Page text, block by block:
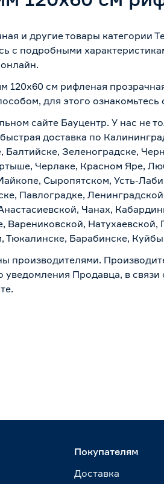
и другие товары категории
с подробными
120х60 см рифленая
для этого
сайте Бауцентр. У нас не
доставка по
Зеленоградске,
Черлаке, Красном Яре,
Сыропятском, Усть-
Павлоградке,
Чанах,
Натухаевской,
Тюкалинске, Барабинске,
производителями.
Продавца, в
Покупателям
Доставка